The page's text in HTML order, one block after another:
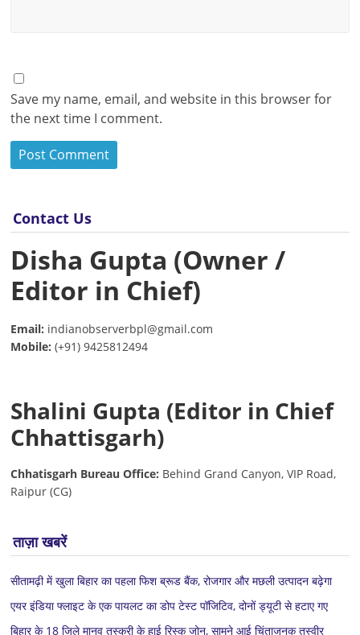
Save my name, email, and website in this browser for
the next time I comment.
Contact Us
Disha Gupta (Owner /
Editor in Chief)
Email: indianobserverbpl@gmail.com
Mobile: (+91) 9425812494
Shalini Gupta (Editor in Chief
Chhattisgarh)
Chhatisgarh Bureau Office: Behind Grand Canyon, VIP Road,
Raipur (CG)
ताज़ा खबरें
सीतामढ़ी में खुला बिहार का पहला फिश ब्रूड बैंक, रोजगार और मछली उत्पादन बढ़ेगा
एयर इंडिया फ्लाइट के एक पायलट का डोप टेस्ट पॉजिटिव, दोनों ड्यूटी से हटाए गए
बिहार के 18 जिले मानव तस्करी के हाई रिस्क जोन, सामने आई चिंताजनक तस्वीर